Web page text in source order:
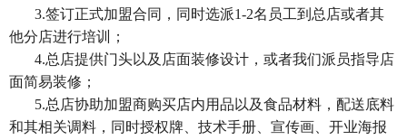
3.签订正式加盟合同，同时选派1-2名员工到总店或者其
他分店进行培训；
4.总店提供门头以及店面装修设计，或者我们派员指导店
面简易装修；
5.总店协助加盟商购买店内用品以及食品材料，配送底料
和其相关调料，同时授权牌、技术手册、宣传画、开业海报